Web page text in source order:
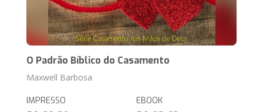
O Padrão Bíblico do Casamento
Maxwell Barbosa
IMPRESSO EBOOK